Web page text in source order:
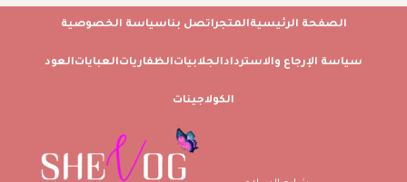
الصفحة الرئيسيةالمتجراتصل بناسياسة الخصوصية
سياسة الإرجاع والاستردادالجلابياتالظفارياتالعباياتالعود
الكولاجينات